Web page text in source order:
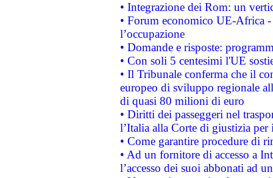
• Integrazione dei Rom: un
• Forum economico UE-Africa -
l’occupazione
• Domande e risposte:
• Con soli 5 centesimi l'UE
• Il Tribunale conferma che il
europeo di sviluppo regionale
di quasi 80 milioni di euro
• Diritti dei passeggeri nel
l’Italia alla Corte di giustizia
• Come garantire procedure di
• Ad un fornitore di accesso a
l’accesso dei suoi abbonati ad